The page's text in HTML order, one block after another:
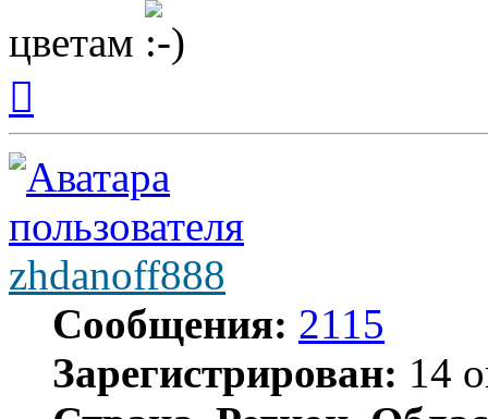
цветам
началу
zhdanoff888
Сообщения: 2115
Зарегистрирован: 14